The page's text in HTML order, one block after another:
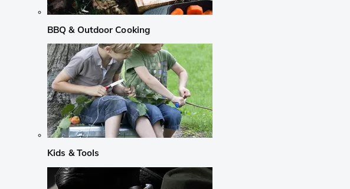
BBQ & Outdoor Cooking
Kids & Tools